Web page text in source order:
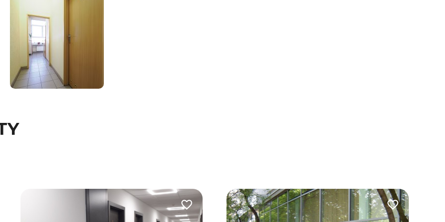
ulubionych Dodaj do ulubionych Dodaj do